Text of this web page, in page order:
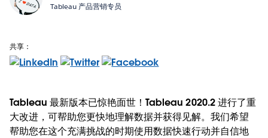
Tableau 产品营销专员
共享：
Tableau 最新版本已惊艳面世！Tableau 2020.2 进行了重
大改进，可帮助您更快地理解数据并获得见解。我们希望
帮助您在这个充满挑战的时期使用数据快速行动并自信地